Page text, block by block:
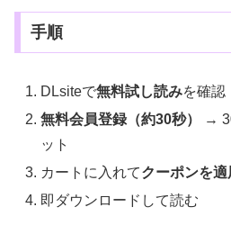
手順
DLsiteで無料試し読みを確認
無料会員登録（約30秒）
→
ット
カートに入れてクーポンを適
即ダウンロードして読む